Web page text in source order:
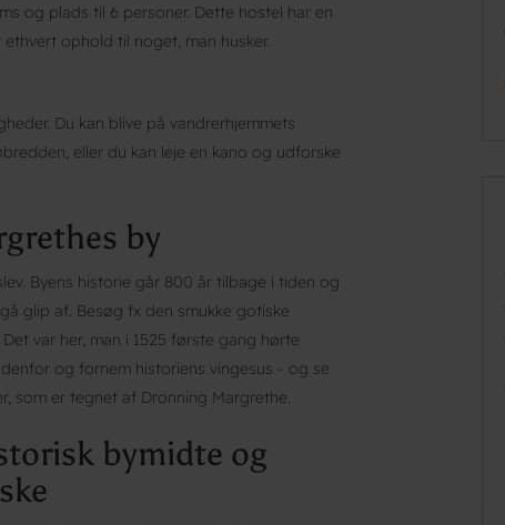
og plads til 6 personer. Dette hostel har en
ophold til noget, man husker.
Du kan blive på vandrerhjemmets
eller du kan leje en kano og udforske
by
Byens historie går 800 år tilbage i tiden og
glip af. Besøg fx den smukke gotiske
var her, man i 1525 første gang hørte
og fornem historiens vingesus - og se
som er tegnet af Dronning Margrethe.
bymidte og